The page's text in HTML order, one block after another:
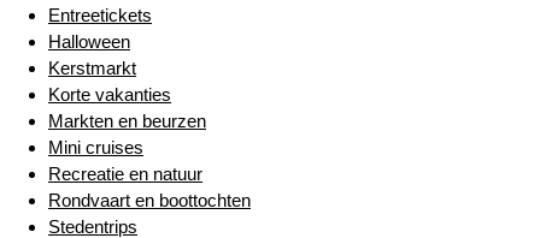
Entreetickets
Halloween
Kerstmarkt
Korte vakanties
Markten en beurzen
Mini cruises
Recreatie en natuur
Rondvaart en boottochten
Stedentrips